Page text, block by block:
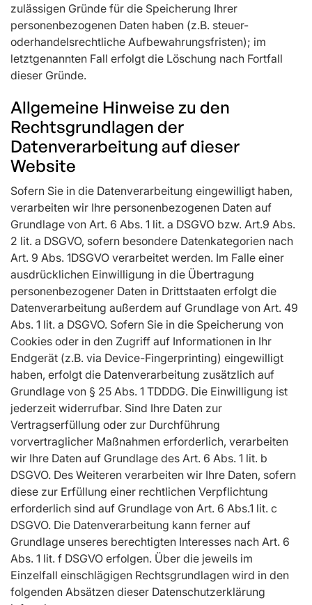
zulässigen Gründe für die Speicherung Ihrer
personenbezogenen Daten haben (z.B. steuer-
oderhandelsrechtliche Aufbewahrungsfristen); im
letztgenannten Fall erfolgt die Löschung nach Fortfall
dieser Gründe.
Allgemeine Hinweise zu den
Rechtsgrundlagen der
Datenverarbeitung auf dieser
Website
Sofern Sie in die Datenverarbeitung eingewilligt haben,
verarbeiten wir Ihre personenbezogenen Daten auf
Grundlage von Art. 6 Abs. 1 lit. a DSGVO bzw. Art.9 Abs.
2 lit. a DSGVO, sofern besondere Datenkategorien nach
Art. 9 Abs. 1DSGVO verarbeitet werden. Im Falle einer
ausdrücklichen Einwilligung in die Übertragung
personenbezogener Daten in Drittstaaten erfolgt die
Datenverarbeitung außerdem auf Grundlage von Art. 49
Abs. 1 lit. a DSGVO. Sofern Sie in die Speicherung von
Cookies oder in den Zugriff auf Informationen in Ihr
Endgerät (z.B. via Device-Fingerprinting) eingewilligt
haben, erfolgt die Datenverarbeitung zusätzlich auf
Grundlage von § 25 Abs. 1 TDDDG. Die Einwilligung ist
jederzeit widerrufbar. Sind Ihre Daten zur
Vertragserfüllung oder zur Durchführung
vorvertraglicher Maßnahmen erforderlich, verarbeiten
wir Ihre Daten auf Grundlage des Art. 6 Abs. 1 lit. b
DSGVO. Des Weiteren verarbeiten wir Ihre Daten, sofern
diese zur Erfüllung einer rechtlichen Verpflichtung
erforderlich sind auf Grundlage von Art. 6 Abs.1 lit. c
DSGVO. Die Datenverarbeitung kann ferner auf
Grundlage unseres berechtigten Interesses nach Art. 6
Abs. 1 lit. f DSGVO erfolgen. Über die jeweils im
Einzelfall einschlägigen Rechtsgrundlagen wird in den
folgenden Absätzen dieser Datenschutzerklärung